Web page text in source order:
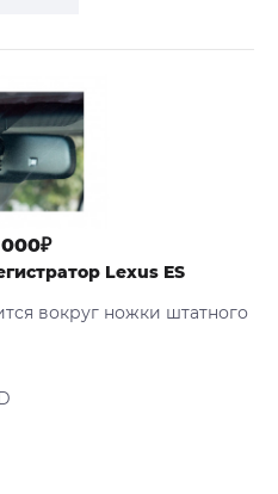
Lexus ES
вокруг ножки штатного